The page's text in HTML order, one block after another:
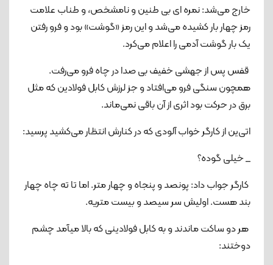
خارج می‌شد: نمره ای بی طنین و نامشخص، و طناب علامت
رمز چهار بار کشیده می‌شد و این رمز «گوشت» بود و فرو رفتن
یک بار گوشت آدمی را اعلام می‌کرد.
قفس پس از جهشی خفیف بی صدا در چاه فرو می‌رفت.
همچون سنگی فرو می‌افتاد و جز لرزش کابل فولادین که مثل
برق در حرکت بود اثری از آن باقی نمی‌ماند.
اتی‌ین از کارگر خواب آلودی که در کنارش انتظار می‌کشید پرسید:
_ خیلی گوده؟
کارگر جواب داد: پونصد و پنجاه و چهار متر. اما تا ته چاه چهار
بند هست. اولیش سر سیصد و بیست متریه.
هر دو ساکت ماندند و به کابل فولادینی که بالا میآمد چشم
دوختند: